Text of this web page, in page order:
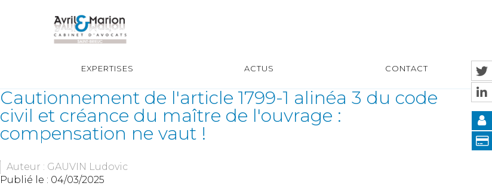
EXPERTISES ACTUS CONTACT
Cautionnement de l'article 1799-1 alinéa 3 du code
civil et créance du maître de l'ouvrage :
compensation ne vaut !
Auteur : GAUVIN Ludovic
Publié le : 04/03/2025